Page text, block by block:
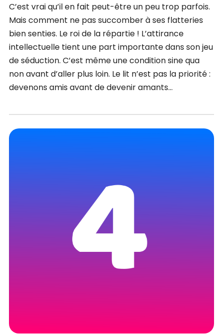
C’est vrai qu’il en fait peut-être un peu trop parfois.
Mais comment ne pas succomber à ses flatteries
bien senties. Le roi de la répartie ! L’attirance
intellectuelle tient une part importante dans son jeu
de séduction. C’est même une condition sine qua
non avant d’aller plus loin. Le lit n’est pas la priorité :
devenons amis avant de devenir amants…